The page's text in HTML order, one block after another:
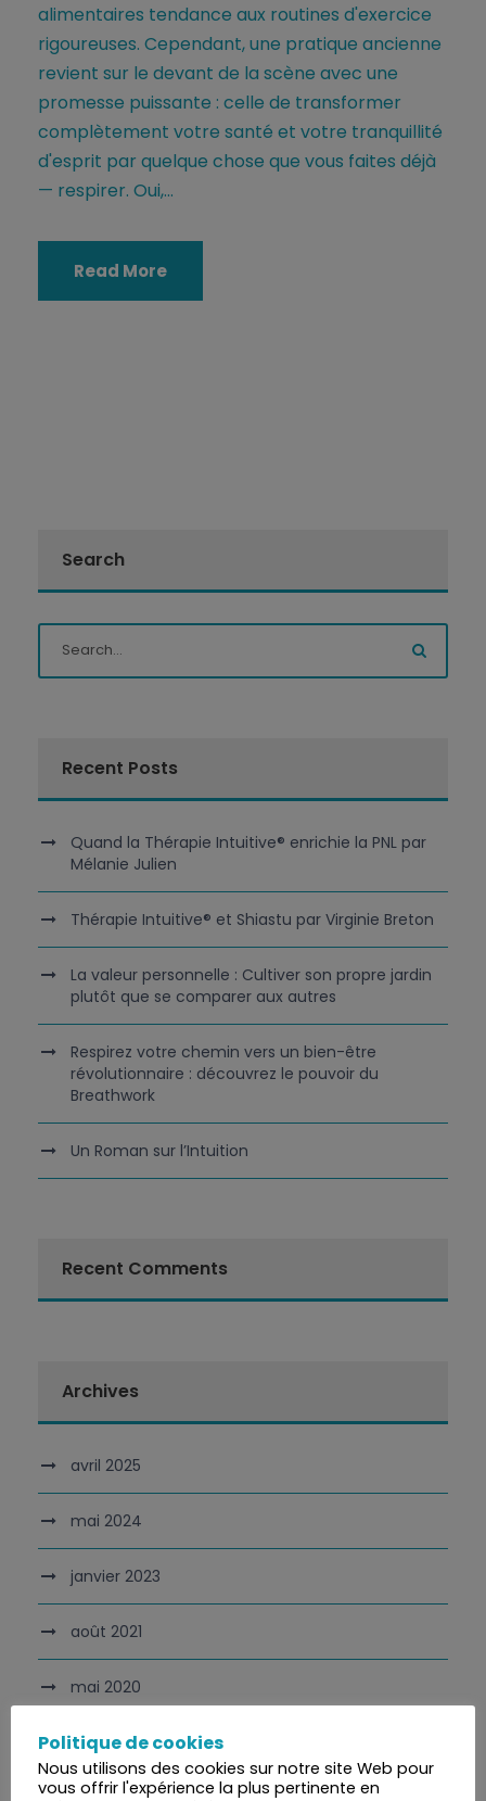
alimentaires tendance aux routines d'exercice
rigoureuses. Cependant, une pratique ancienne
revient sur le devant de la scène avec une
promesse puissante : celle de transformer
complètement votre santé et votre tranquillité
d'esprit par quelque chose que vous faites déjà
— respirer. Oui,...
Read More
Search
Recent Posts
Quand la Thérapie Intuitive® enrichie la PNL par
Mélanie Julien
Thérapie Intuitive® et Shiastu par Virginie Breton
La valeur personnelle : Cultiver son propre jardin
plutôt que se comparer aux autres
Respirez votre chemin vers un bien-être
révolutionnaire : découvrez le pouvoir du
Breathwork
Un Roman sur l’Intuition
Recent Comments
Archives
avril 2025
mai 2024
janvier 2023
août 2021
mai 2020
avril 2020
Politique de cookies
Nous utilisons des cookies sur notre site Web pour
vous offrir l'expérience la plus pertinente en